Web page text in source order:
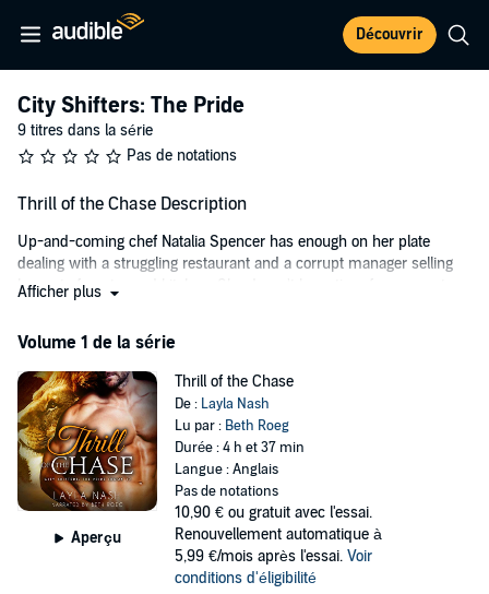
Découvrir
City Shifters: The Pride
9 titres dans la série
Pas de notations
Thrill of the Chase Description
Up-and-coming chef Natalia Spencer has enough on her plate
dealing with a struggling restaurant and a corrupt manager selling
her out of pantry and kitchen. She doesn't have time for arrogant
and saves her life.
Logan Chase, alpha of his lion shifter pride, is intrigued when the
feisty chef kicks him out of her restaurant. He's enraged when
someone attacks her. And he's intoxicated when he finally gets close
enough to kiss her. But when he shifts in front of her and his lion
comes out to play, he risks losing Natalia forever.
Natalia just wants to cook and snuggle with a nice guy. Shacking up
with a man who's also a lion means inviting a new level of crazy into
her life, along with his unruly brothers, and even her werewolf best
friends warn her away. Can she and Logan create a steamy
Afficher plus
Volume 1 de la série
Aperçu
Thrill of the Chase
De : Layla Nash
Lu par : Beth Roeg
Durée : 4 h et 37 min
Langue : Anglais
Pas de notations
10,90 € ou gratuit avec l'essai.
Renouvellement automatique à
5,99 €/mois après l'essai. Voir
conditions d'éligibilité